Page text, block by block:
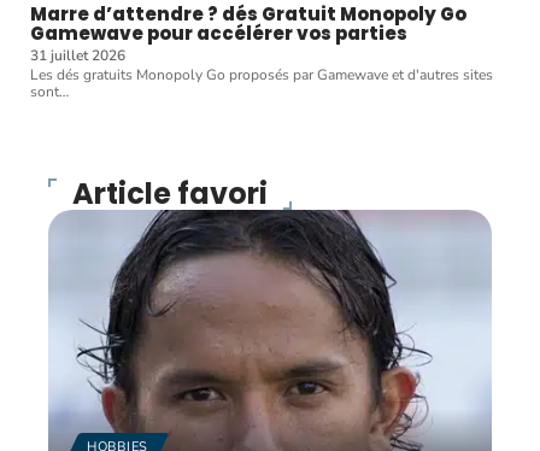
Marre d’attendre ? dés Gratuit Monopoly Go
Gamewave pour accélérer vos parties
31 juillet 2026
Les dés gratuits Monopoly Go proposés par Gamewave et d'autres sites
sont…
Article favori
HOBBIES